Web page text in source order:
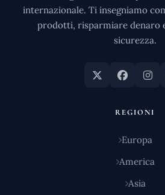
internazionale. Ti insegniamo
prodotti, risparmiare denaro
sicurezza.
REGIONI
Europa
America
Asia